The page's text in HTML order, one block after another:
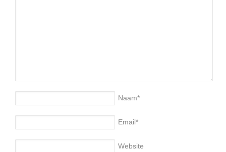
Naam*
Email*
Website